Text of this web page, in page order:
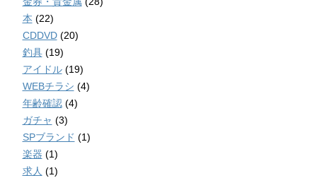
本 (22)
CDDVD(20)
釣具(19)
アイドル(19)
WEBチラシ (4)
年齢確認(4)
ガチャ (3)
SPブランド (1)
楽器 (1)
求人 (1)